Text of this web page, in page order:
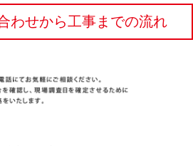
わせから工事までの流れ